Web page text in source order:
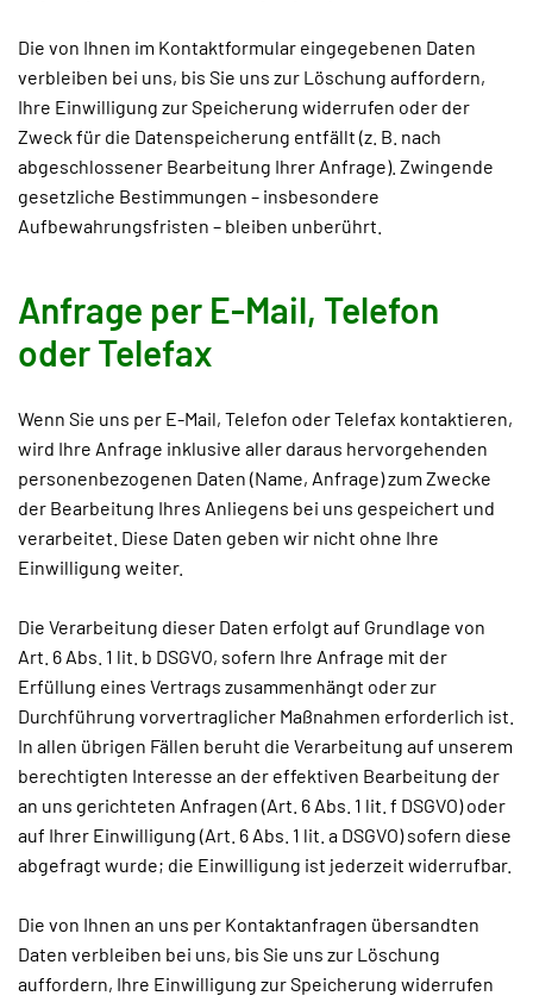
Die von Ihnen im Kontaktformular eingegebenen Daten
verbleiben bei uns, bis Sie uns zur Löschung auffordern,
Ihre Einwilligung zur Speicherung widerrufen oder der
Zweck für die Datenspeicherung entfällt (z. B. nach
abgeschlossener Bearbeitung Ihrer Anfrage). Zwingende
gesetzliche Bestimmungen – insbesondere
Aufbewahrungsfristen – bleiben unberührt.
Anfrage per E-Mail, Telefon
oder Telefax
Wenn Sie uns per E-Mail, Telefon oder Telefax kontaktieren,
wird Ihre Anfrage inklusive aller daraus hervorgehenden
personenbezogenen Daten (Name, Anfrage) zum Zwecke
der Bearbeitung Ihres Anliegens bei uns gespeichert und
verarbeitet. Diese Daten geben wir nicht ohne Ihre
Einwilligung weiter.
Die Verarbeitung dieser Daten erfolgt auf Grundlage von
Art. 6 Abs. 1 lit. b DSGVO, sofern Ihre Anfrage mit der
Erfüllung eines Vertrags zusammenhängt oder zur
Durchführung vorvertraglicher Maßnahmen erforderlich ist.
In allen übrigen Fällen beruht die Verarbeitung auf unserem
berechtigten Interesse an der effektiven Bearbeitung der
an uns gerichteten Anfragen (Art. 6 Abs. 1 lit. f DSGVO) oder
auf Ihrer Einwilligung (Art. 6 Abs. 1 lit. a DSGVO) sofern diese
abgefragt wurde; die Einwilligung ist jederzeit widerrufbar.
Die von Ihnen an uns per Kontaktanfragen übersandten
Daten verbleiben bei uns, bis Sie uns zur Löschung
auffordern, Ihre Einwilligung zur Speicherung widerrufen